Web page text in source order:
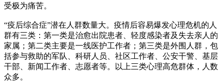
受极为痛苦。
“疫后综合症”潜在人群数量大。疫情后容易爆发心理危机的人
群有三类：第一类是治愈出院患者、轻度感染者及失去亲人的
家属；第二类主要是一线医护工作者；第三类是外围人群，包
括参与救助的军队、科研人员、社区工作者、公安干警、基层
干部、新闻工作者、志愿者等。以上三类心理高危群体，人数
众多。